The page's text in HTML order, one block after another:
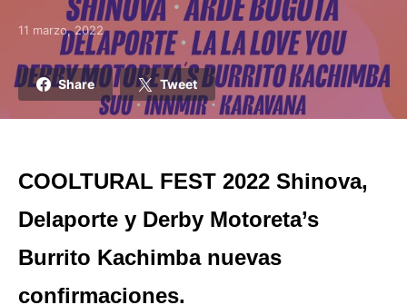
Posted on
11 marzo, 2022
Share Tweet
COOLTURAL FEST 2022 Shinova,
Delaporte y Derby Motoreta’s
Burrito Kachimba nuevas
confirmaciones.